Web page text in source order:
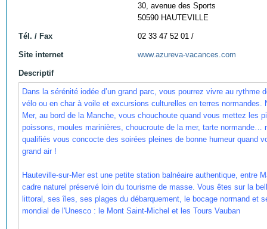
30, avenue des Sports
50590 HAUTEVILLE
Tél. / Fax 02 33 47 52 01 /
Site internet www.azureva-vacances.com
Descriptif
Dans la sérénité iodée d’un grand parc, vous pourrez vivre au rythme
vélo ou en char à voile et excursions culturelles en terres normandes.
Mer, au bord de la Manche, vous chouchoute quand vous mettez les
poissons, moules marinières, choucroute de la mer, tarte normande…
qualifiés vous concocte des soirées pleines de bonne humeur quand
grand air !
Hauteville-sur-Mer est une petite station balnéaire authentique, entre
cadre naturel préservé loin du tourisme de masse. Vous êtes sur la
littoral, ses îles, ses plages du débarquement, le bocage normand et
mondial de l'Unesco : le Mont Saint-Michel et les Tours Vauban